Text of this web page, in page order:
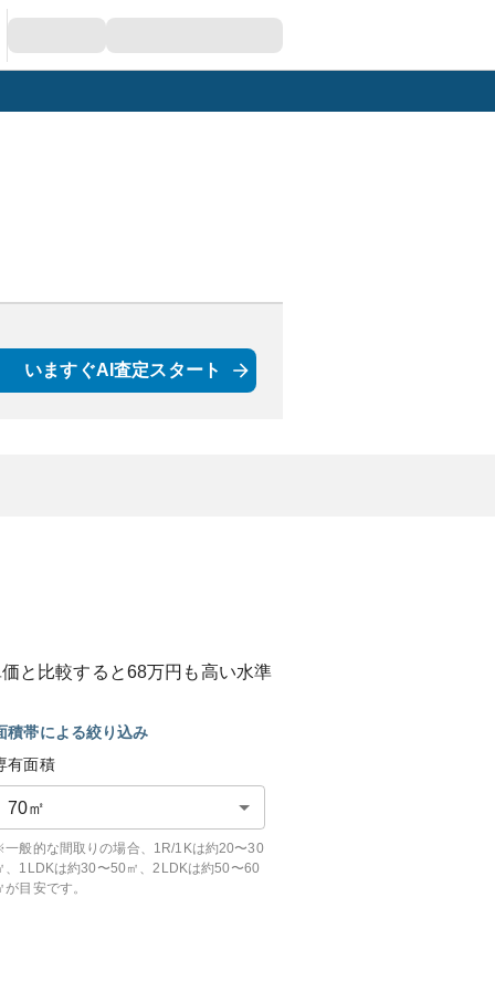
いますぐAI査定スタート
と比較すると68万円も高い水準
積帯による絞り込み
有面積
70㎡
般的な間取りの場合、1R/1Kは約20〜30
、1LDKは約30〜50㎡、2LDKは約50〜60
が目安です。